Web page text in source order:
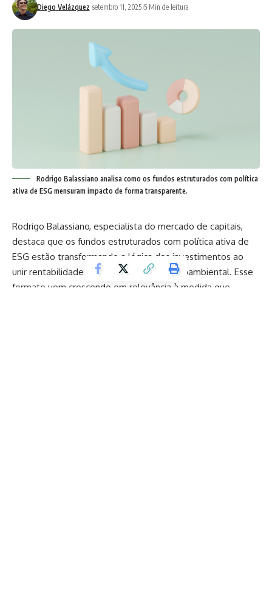
Diego Velázquez setembro 11, 2025 5 Min de leitura
Rodrigo Balassiano analisa como os fundos estruturados com política
ativa de ESG mensuram impacto de forma transparente.
Rodrigo Balassiano, especialista do mercado de capitais,
destaca que os fundos estruturados com política ativa de
ESG estão transformando a lógica dos investimentos ao
unir rentabilidade e responsabilidade socioambiental. Esse
formato vem crescendo em relevância à medida que